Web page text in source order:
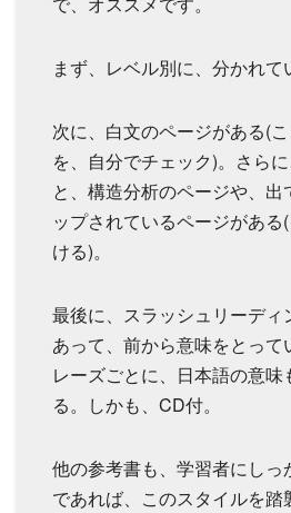
まず、レベル別に、分かれて
次に、白文のページがある(
を、自分でチェック)。さら
と、構造分析のページや、
ップされているページがあ
ける)。
最後に、スラッシュリーデ
あって、前から意味をとって
レーズごとに、日本語の意
る。しかも、CD付。
他の参考書も、学習者にし
であれば、このスタイルを踏